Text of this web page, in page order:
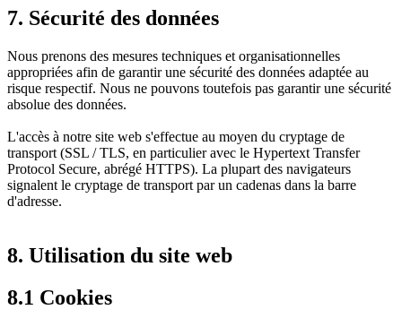
7. Sécurité des données
Nous prenons des mesures techniques et organisationnelles
appropriées afin de garantir une sécurité des données adaptée au
risque respectif. Nous ne pouvons toutefois pas garantir une sécurité
absolue des données.
L'accès à notre site web s'effectue au moyen du cryptage de
transport (SSL / TLS, en particulier avec le Hypertext Transfer
Protocol Secure, abrégé HTTPS). La plupart des navigateurs
signalent le cryptage de transport par un cadenas dans la barre
d'adresse.
8. Utilisation du site web
8.1 Cookies